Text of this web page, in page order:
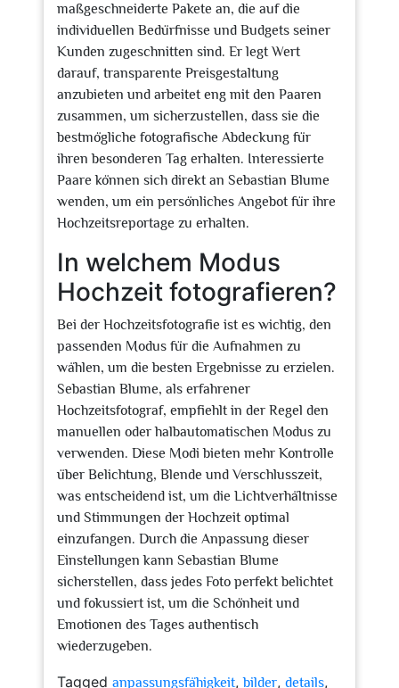
maßgeschneiderte Pakete an, die auf die
individuellen Bedürfnisse und Budgets seiner
Kunden zugeschnitten sind. Er legt Wert
darauf, transparente Preisgestaltung
anzubieten und arbeitet eng mit den Paaren
zusammen, um sicherzustellen, dass sie die
bestmögliche fotografische Abdeckung für
ihren besonderen Tag erhalten. Interessierte
Paare können sich direkt an Sebastian Blume
wenden, um ein persönliches Angebot für ihre
Hochzeitsreportage zu erhalten.
In welchem Modus
Hochzeit fotografieren?
Bei der Hochzeitsfotografie ist es wichtig, den
passenden Modus für die Aufnahmen zu
wählen, um die besten Ergebnisse zu erzielen.
Sebastian Blume, als erfahrener
Hochzeitsfotograf, empfiehlt in der Regel den
manuellen oder halbautomatischen Modus zu
verwenden. Diese Modi bieten mehr Kontrolle
über Belichtung, Blende und Verschlusszeit,
was entscheidend ist, um die Lichtverhältnisse
und Stimmungen der Hochzeit optimal
einzufangen. Durch die Anpassung dieser
Einstellungen kann Sebastian Blume
sicherstellen, dass jedes Foto perfekt belichtet
und fokussiert ist, um die Schönheit und
Emotionen des Tages authentisch
wiederzugeben.
Tagged anpassungsfähigkeit,bilder, details,